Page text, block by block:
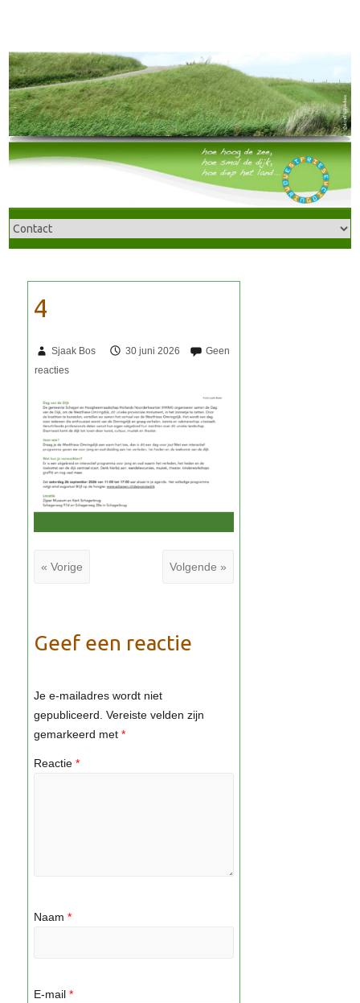
Sjaak Bos 30 juni 2026
« Vorige Volgende »
Geef een reactie
Je e-mailadres wordt niet
gepubliceerd. Vereiste velden zijn
gemarkeerd met *
Reactie *
Naam *
E-mail *